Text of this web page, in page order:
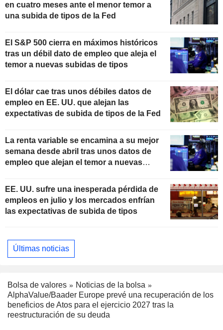
en cuatro meses ante el menor temor a
una subida de tipos de la Fed
El S&P 500 cierra en máximos históricos
tras un débil dato de empleo que aleja el
temor a nuevas subidas de tipos
El dólar cae tras unos débiles datos de
empleo en EE. UU. que alejan las
expectativas de subida de tipos de la Fed
La renta variable se encamina a su mejor
semana desde abril tras unos datos de
empleo que alejan el temor a nuevas
EE. UU. sufre una inesperada pérdida de
empleos en julio y los mercados enfrían
las expectativas de subida de tipos
Últimas noticias
Bolsa de valores
Noticias de la bolsa
AlphaValue/Baader Europe prevé una recuperación de los
beneficios de Atos para el ejercicio 2027 tras la
reestructuración de su deuda